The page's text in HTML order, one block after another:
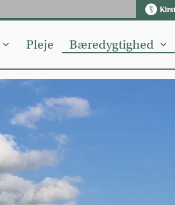
Pleje Bæredygtighed